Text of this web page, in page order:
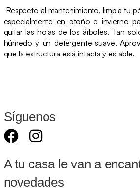
Respecto al mantenimiento, limpia tu
especialmente en otoño e invierno
quitar las hojas de los árboles. Tan
húmedo y un detergente suave.
que la estructura está intacta y estable.
Síguenos
A tu casa le van a
novedades